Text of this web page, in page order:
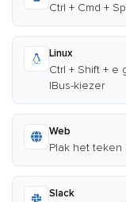
Ctrl + Cmd +
Linux
Ctrl + Shift +
IBus-kiezer
Web
Plak het
Slack